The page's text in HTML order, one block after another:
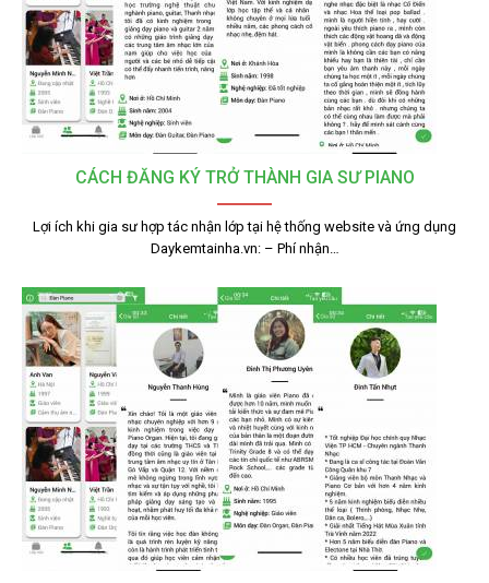
CÁCH ĐĂNG KÝ TRỞ THÀNH GIA SƯ PIANO
Lợi ích khi gia sư hợp tác nhận lớp tại hệ thống website và ứng dụng
Daykemtainha.vn: – Phí nhận…